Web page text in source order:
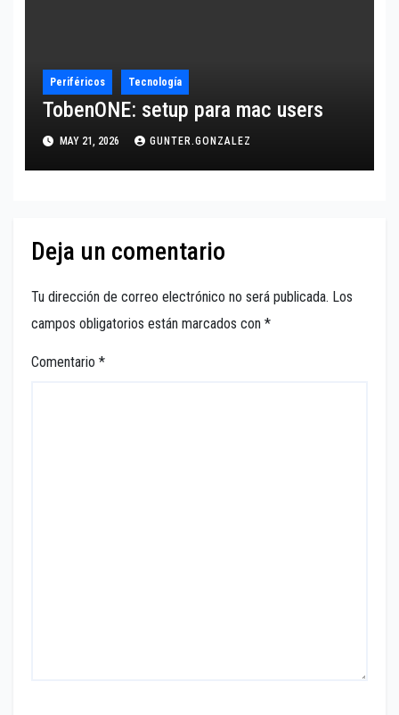
Periféricos Tecnología
TobenONE: setup para mac users
MAY 21, 2026 GUNTER.GONZALEZ
Deja un comentario
Tu dirección de correo electrónico no será publicada. Los
campos obligatorios están marcados con *
Comentario *